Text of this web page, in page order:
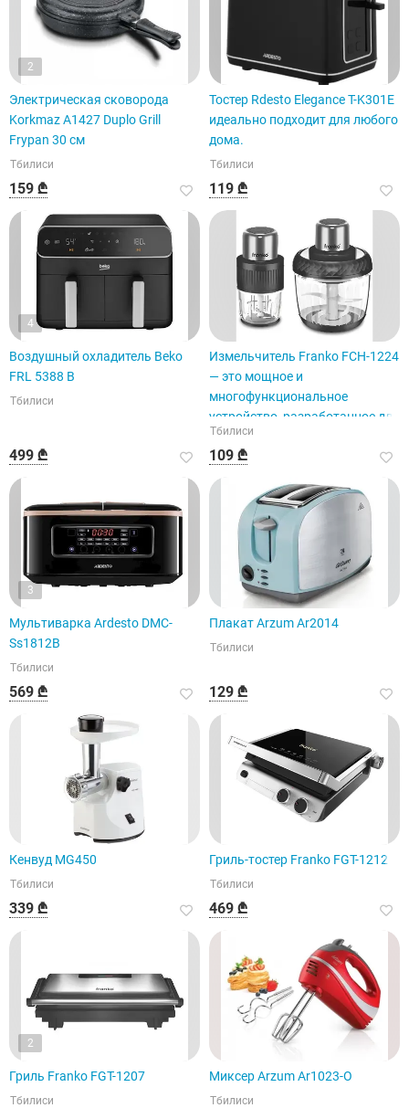
2
Электрическая сковорода
Korkmaz A1427 Duplo Grill
Frypan 30 см
Тбилиси
159 ₾
Тостер Rdesto Elegance T-K301E
идеально подходит для любого
дома.
Тбилиси
119 ₾
4
Воздушный охладитель Beko
FRL 5388 B
Тбилиси
499 ₾
Измельчитель Franko FCH-1224
— это мощное и
многофункциональное
устройство, разработанное для
измельчения древесины.
Тбилиси
109 ₾
3
Мультиварка Ardesto DMC-
Ss1812B
Тбилиси
569 ₾
Плакат Arzum Ar2014
Тбилиси
129 ₾
Кенвуд MG450
Тбилиси
339 ₾
Гриль-тостер Franko FGT-1212
Тбилиси
469 ₾
2
Гриль Franko FGT-1207
Тбилиси
Миксер Arzum Ar1023-O
Тбилиси